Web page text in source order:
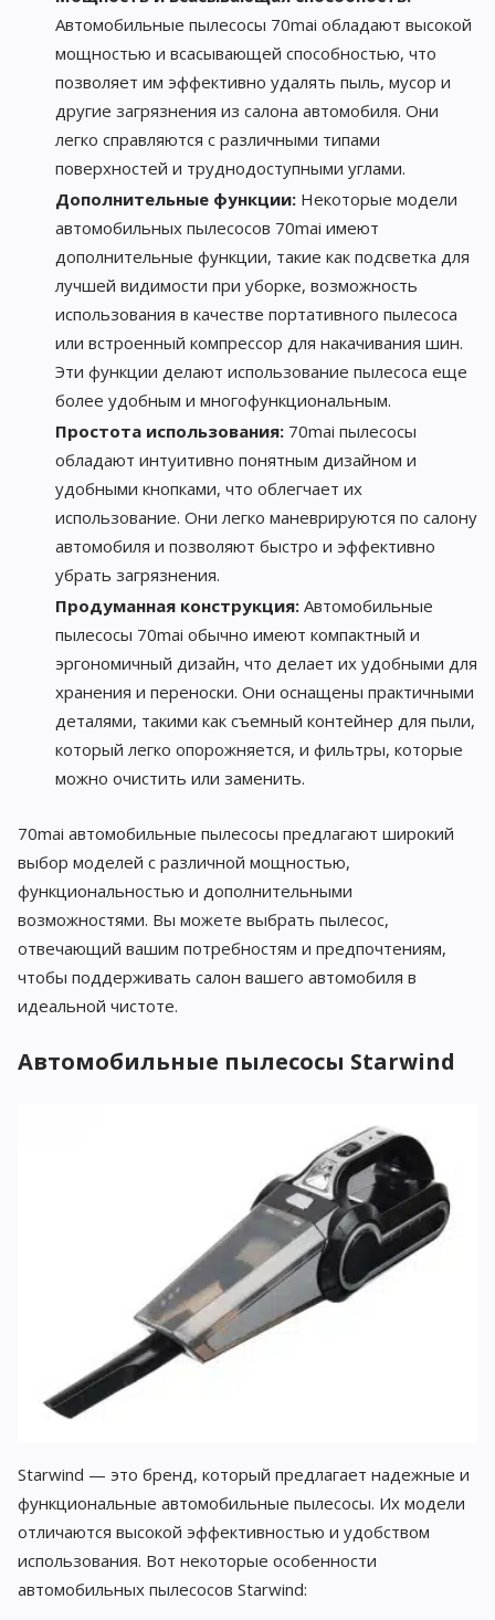
Автомобильные пылесосы 70mai обладают высокой
мощностью и всасывающей способностью, что
позволяет им эффективно удалять пыль, мусор и
другие загрязнения из салона автомобиля. Они
легко справляются с различными типами
поверхностей и труднодоступными углами.
Дополнительные функции:Некоторые модели
автомобильных пылесосов 70mai имеют
дополнительные функции, такие как подсветка для
лучшей видимости при уборке, возможность
использования в качестве портативного пылесоса
или встроенный компрессор для накачивания шин.
Эти функции делают использование пылесоса еще
более удобным и многофункциональным.
Простота использования:70mai пылесосы
обладают интуитивно понятным дизайном и
удобными кнопками, что облегчает их
использование. Они легко маневрируются по салону
автомобиля и позволяют быстро и эффективно
убрать загрязнения.
Продуманная конструкция:Автомобильные
пылесосы 70mai обычно имеют компактный и
эргономичный дизайн, что делает их удобными для
хранения и переноски. Они оснащены практичными
деталями, такими как съемный контейнер для пыли,
который легко опорожняется, и фильтры, которые
можно очистить или заменить.
70mai автомобильные пылесосы предлагают широкий
выбор моделей с различной мощностью,
функциональностью и дополнительными
возможностями. Вы можете выбрать пылесос,
отвечающий вашим потребностям и предпочтениям,
чтобы поддерживать салон вашего автомобиля в
идеальной чистоте.
Автомобильные пылесосы Starwind
Starwind — это бренд, который предлагает надежные и
функциональные автомобильные пылесосы. Их модели
отличаются высокой эффективностью и удобством
использования. Вот некоторые особенности
автомобильных пылесосов Starwind: